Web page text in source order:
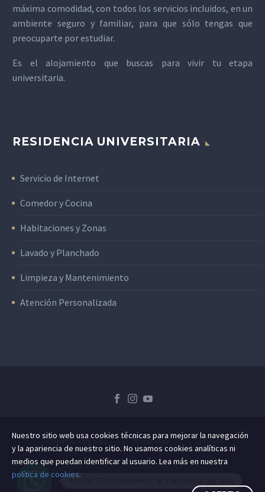
máxima comodidad, con todos los servicios incluidos, en un
ambiente seguro y familiar, para que sólo tengas que
preocuparte por estudiar.
Es el alojamiento que buscas para vivir tu etapa
universitaria.
RESIDENCIA UNIVERSITARIA
Servicio de Internet
Comedor y Cocina
Habitaciones y Zonas
Lavado y Planchado
Limpieza y Mantenimiento
Atención Personalizada
Términos Legales Privacidad Cookies
@ 2021 Residencia Universitaria Málaga
Nuestro sitio web usa cookies técnicas para mejorar la navegación
y la apariencia de nuestro sitio. No usamos cookies analíticas ni
medios que puedan identificar al usuario. Lea más en nuestra
política de cookies.Hola! Contáctenos si necesita ayuda